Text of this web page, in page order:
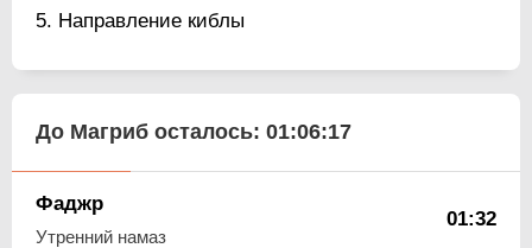
Направление киблы
До Магриб осталось: 01:06:17
Фаджр
Утренний намаз
01:32